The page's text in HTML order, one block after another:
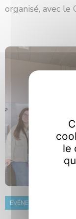
organisé, avec le
ÉVÉNEMENT 8
le